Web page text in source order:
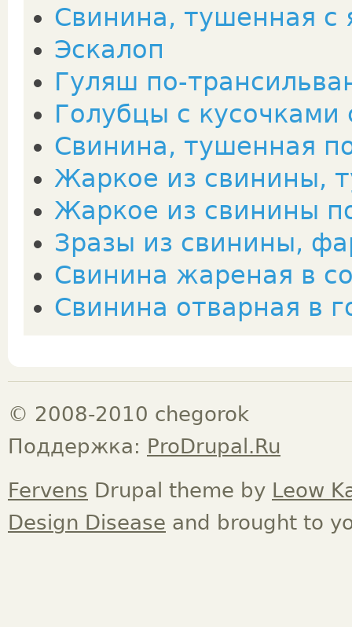
Свинина, тушенная с
Эскалоп
Гуляш по-
Голубцы с кусочками
Свинина, тушенная
Жаркое из свинины,
Жаркое из свинины
Зразы из свинины,
Свинина жареная в
Свинина отварная в
© 2008-2010 chegorok
Поддержка: ProDrupal.Ru
Fervens Drupal theme by Leow
Design Disease and brought to